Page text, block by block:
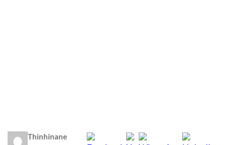
Thinhinane